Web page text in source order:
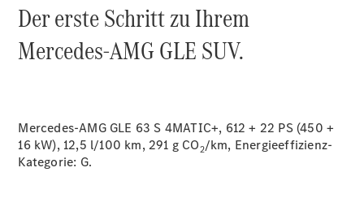
Standort &
Jobs &
Kontaktformular
Servicetermin
Der erste Schritt zu Ihrem
Mercedes-AMG GLE SUV.
Mercedes-AMG GLE 63 S 4MATIC+, 612 + 22 PS (450 +
16 kW), 12,5 l/100 km, 291 g CO2/km, Energieeffizienz-
Kategorie: G.